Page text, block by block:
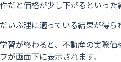
件だと価格が少し下がるといった
だいぶ理に適っている結果が得ら
学習が終わると、不動産の実際価
フが画面下に表示されます。